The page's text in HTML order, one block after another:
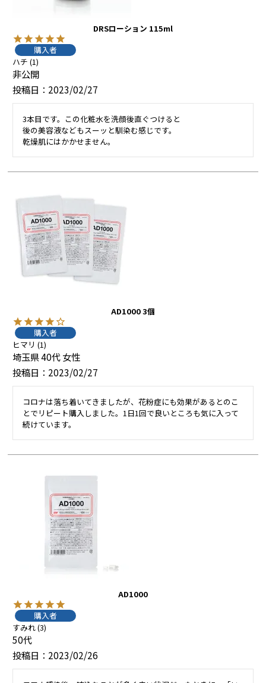
DRSローション 115ml
購入者
ハチ 1
非公開
投稿日
2023/02/27
3本目です。この化粧水を洗顔後直ぐつけると
後の美容液などもスーッと馴染む感じです。
乾燥肌にはかかせません。
AD1000 3個
購入者
ヒマリ 1
埼玉県40代女性
投稿日
2023/02/27
コロナは落ち着いてきましたが、花粉症にも効果があるとのこ
とでリピート購入しました。1日1回で良いところも気に入って
続けています。
AD1000
購入者
すみれ 3
50代
投稿日
2023/02/26